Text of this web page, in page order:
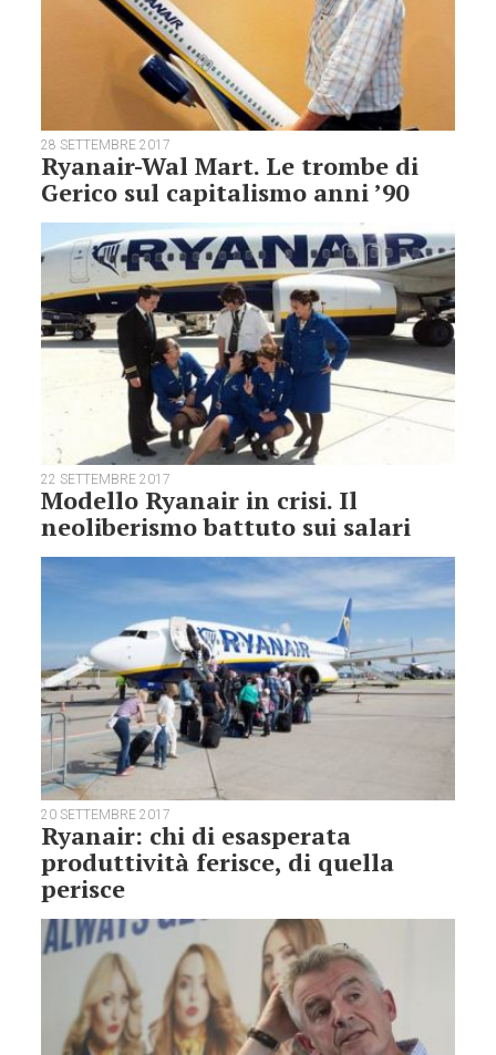
28 SETTEMBRE 2017
Ryanair-Wal Mart. Le trombe di
Gerico sul capitalismo anni ’90
22 SETTEMBRE 2017
Modello Ryanair in crisi. Il
neoliberismo battuto sui salari
20 SETTEMBRE 2017
Ryanair: chi di esasperata
produttività ferisce, di quella
perisce